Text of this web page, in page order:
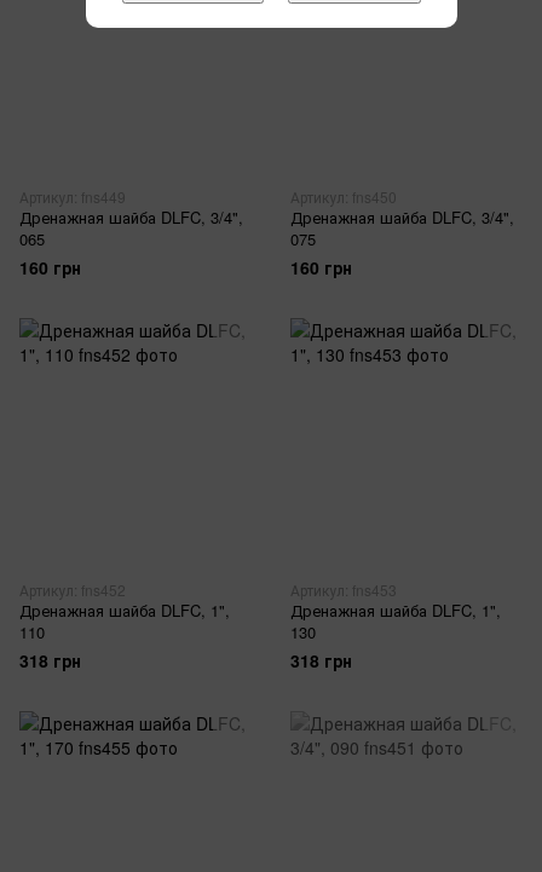
Артикул: fns449
Дренажная шайба DLFC, 3/4",
065
160 грн
Артикул: fns450
Дренажная шайба DLFC, 3/4",
075
160 грн
Артикул: fns452
Дренажная шайба DLFC, 1",
110
318 грн
Артикул: fns453
Дренажная шайба DLFC, 1",
130
318 грн